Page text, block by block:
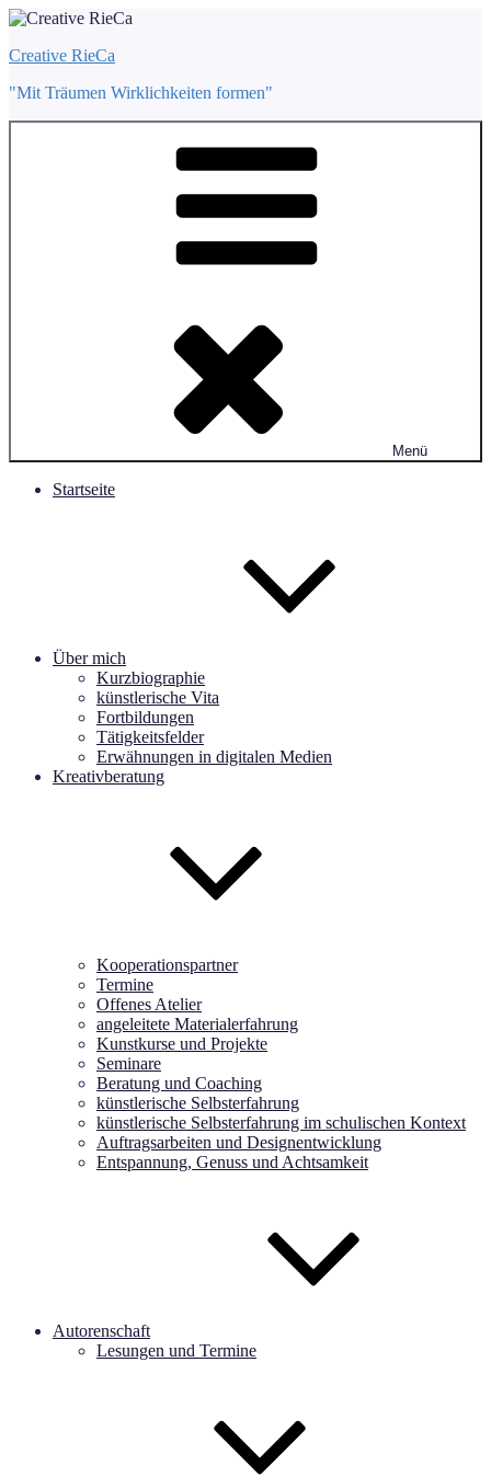
Zum
springen
Creative RieCa
"Mit Träumen Wirklichkeiten formen"
Menü
Startseite
Über mich
Kurzbiographie
künstlerische Vita
Fortbildungen
Tätigkeitsfelder
Erwähnungen in digitalen Medien
Kreativberatung
Kooperationspartner
Termine
Offenes Atelier
angeleitete Materialerfahrung
Kunstkurse und Projekte
Seminare
Beratung und Coaching
künstlerische Selbsterfahrung
künstlerische Selbsterfahrung im schulischen Kontext
Auftragsarbeiten und Designentwicklung
Entspannung, Genuss und Achtsamkeit
Autorenschaft
Lesungen und Termine